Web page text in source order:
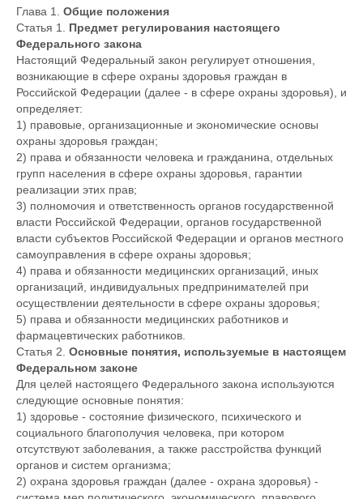
Глава 1.
Общие положения
Статья 1. Предмет регулирования настоящего
Федерального закона
Настоящий Федеральный закон регулирует отношения,
возникающие в сфере охраны здоровья граждан в
Российской Федерации (далее - в сфере охраны здоровья), и
определяет:
1) правовые, организационные и экономические основы
охраны здоровья граждан;
2) права и обязанности человека и гражданина, отдельных
групп населения в сфере охраны здоровья, гарантии
реализации этих прав;
3) полномочия и ответственность органов государственной
власти Российской Федерации, органов государственной
власти субъектов Российской Федерации и органов местного
самоуправления в сфере охраны здоровья;
4) права и обязанности медицинских организаций, иных
организаций, индивидуальных предпринимателей при
осуществлении деятельности в сфере охраны здоровья;
5) права и обязанности медицинских работников и
фармацевтических работников.
Статья 2. Основные понятия, используемые в настоящем
Федеральном законе
Для целей настоящего Федерального закона используются
следующие основные понятия:
1) здоровье - состояние физического, психического и
социального благополучия человека, при котором
отсутствуют заболевания, а также расстройства функций
органов и систем организма;
2) охрана здоровья граждан (далее - охрана здоровья) -